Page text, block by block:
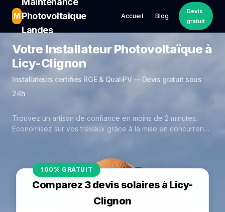
M Photovoltaique
Landes
Accueil Blog
Devis
gratuit
Votre Installateur Photovoltaïque à
Licy-Clignon
Installateurs certifiés RGE & QualiPV — Devis gratuit sous
24h
Trouvez un artisan de confiance en moins de 2 minutes.
Économisez sur vos travaux grâce à la mise en concurrence
100% GRATUIT
Comparez 3 devis solaires à Licy-
Clignon